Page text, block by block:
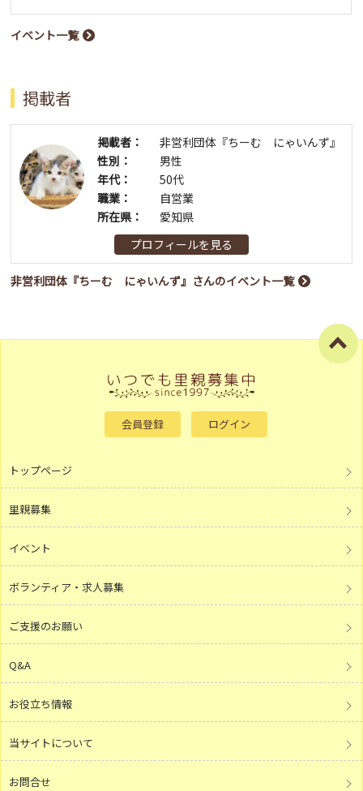
イベント一覧
掲載者
掲載者：
非営利団体『ちーむ にゃいんず』
性別：
男性
年代：
50代
職業：
自営業
所在県：
愛知県
プロフィールを見る
非営利団体『ちーむ にゃいんず』さんのイベント一覧
会員登録 ログイン
トップページ
里親募集
イベント
ボランティア・求人募集
ご支援のお願い
Q&A
お役立ち情報
当サイトについて
お問合せ